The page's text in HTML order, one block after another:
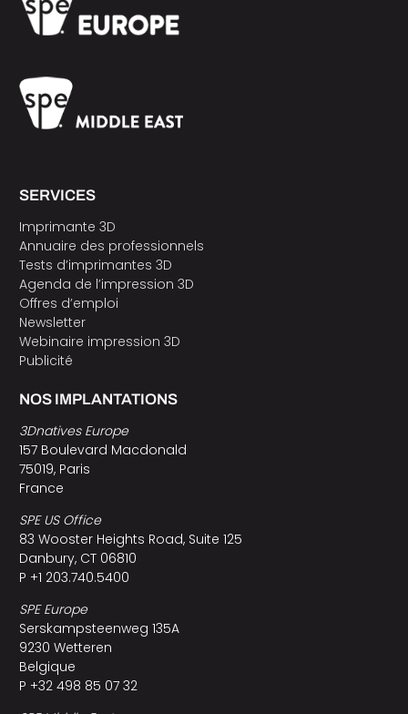
SERVICES
Imprimante 3D
Annuaire des professionnels
Tests d’imprimantes 3D
Agenda de l’impression 3D
Offres d’emploi
Newsletter
Webinaire impression 3D
Publicité
NOS IMPLANTATIONS
3Dnatives Europe
157 Boulevard Macdonald
75019, Paris
France
SPE US Office
83 Wooster Heights Road, Suite 125
Danbury, CT 06810
P +1 203.740.5400
SPE Europe
Serskampsteenweg 135A
9230 Wetteren
Belgique
P +32 498 85 07 32